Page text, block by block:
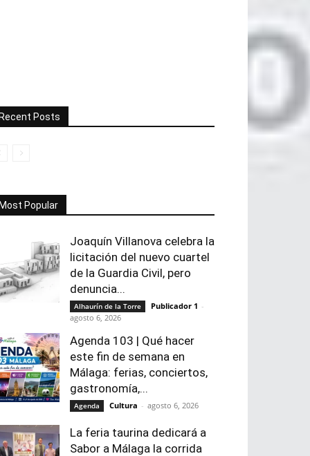
Posts
Popular
Joaquín Villanova celebra la
licitación del nuevo cuartel
de la Guardia Civil, pero
denuncia...
Alhaurín de la Torre Publicador 1 -
agosto 6, 2026
Agenda 103 | Qué hacer
este fin de semana en
Málaga: ferias, conciertos,
gastronomía,...
Agenda Cultura - agosto 6, 2026
La feria taurina dedicará a
Sabor a Málaga la corrida